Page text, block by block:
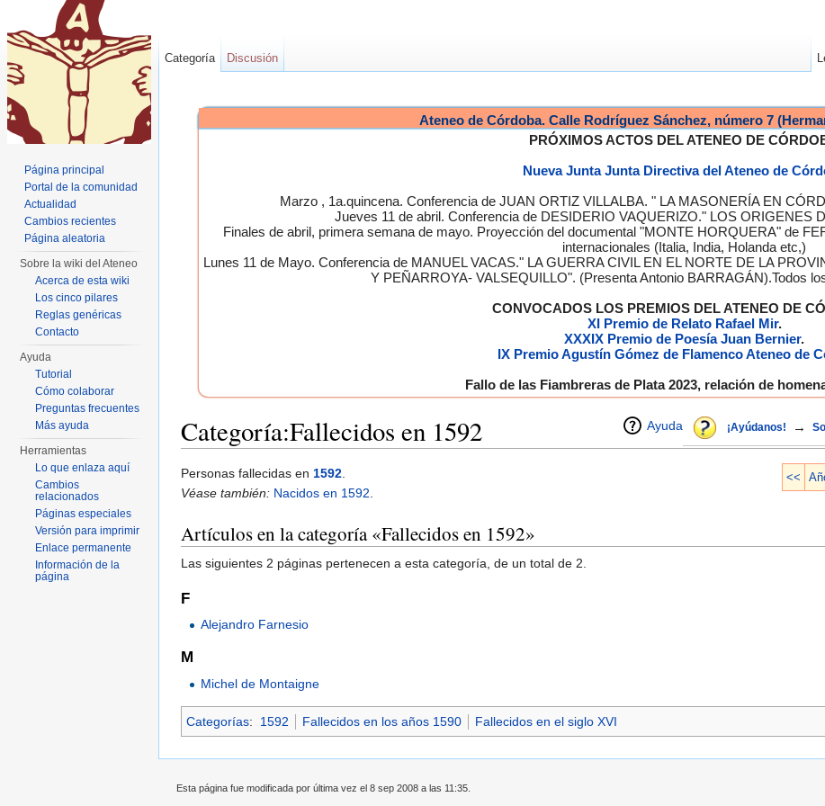
Ateneo de Córdoba. Calle Rodríguez Sánchez, número 7
PRÓXIMOS ACTOS DEL ATENEO DE
Nueva Junta Junta Directiva del Ateneo de
Marzo , 1a.quincena. Conferencia de JUAN ORTIZ VILLALBA. " LA MASONERÍA EN
Jueves 11 de abril. Conferencia de DESIDERIO VAQUERIZO." LOS ORIGENES
Finales de abril, primera semana de mayo. Proyección del documental "MONTE HORQUERA" de
internacionales (Italia, India, Holanda etc,)
Lunes 11 de Mayo. Conferencia de MANUEL VACAS." LA GUERRA CIVIL EN EL NORTE DE LA
Y PEÑARROYA- VALSEQUILLO". (Presenta Antonio BARRAGÁN).Todos
CONVOCADOS LOS PREMIOS DEL ATENEO DE
XI Premio de Relato Rafael Mir.
XXXIX Premio de Poesía Juan Bernier.
IX Premio Agustín Gómez de Flamenco Ateneo de
Fallo de las Fiambreras de Plata 2023, relación de
¡Ayúdanos! →
Ayuda
Categoría:Fallecidos en 1592
<<
Personas fallecidas en 1592.
Véase también: Nacidos en 1592.
Artículos en la categoría «Fallecidos en 1592»
Las siguientes 2 páginas pertenecen a esta categoría, de un total de 2.
F
Alejandro Farnesio
M
Michel de Montaigne
Categorías: 1592 Fallecidos en los años 1590 Fallecidos en el siglo XVI
Categoría Discusión
Página principal
Portal de la comunidad
Actualidad
Cambios recientes
Página aleatoria
Sobre la wiki del Ateneo
Acerca de esta wiki
Los cinco pilares
Reglas genéricas
Contacto
Ayuda
Tutorial
Cómo colaborar
Preguntas frecuentes
Más ayuda
Herramientas
Lo que enlaza aquí
Cambios
relacionados
Páginas especiales
Versión para imprimir
Enlace permanente
Información de la
página
Esta página fue modificada por última vez el 8 sep 2008 a las 11:35.